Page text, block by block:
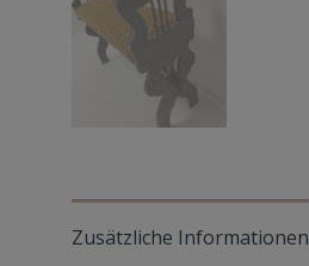
Zusätzliche Informationen